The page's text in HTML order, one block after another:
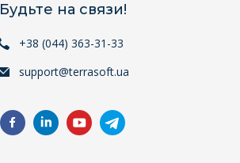
Будьте на связи!
+38 (044) 363-31-33
support@terrasoft.ua